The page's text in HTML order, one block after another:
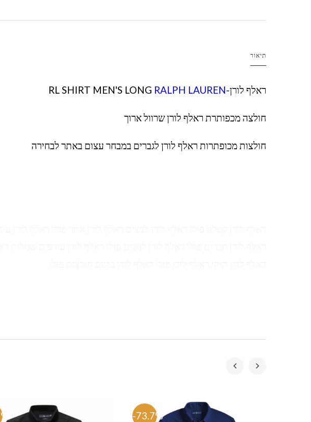
תיאור
ראלף לורן-RL SHIRT MEN'S LONGRALPH LAUREN
חולצה מכפותרת ראלף לורן שרוול ארוך
חולצות מכופתרות ראלף לורן לגברים במבחר עצום באתר לבחירה
-73.7%